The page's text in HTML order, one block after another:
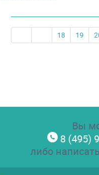
18 19
Вы
8 (495)
либо